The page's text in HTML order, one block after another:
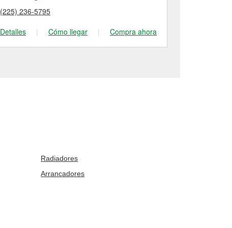
(225) 236-5795
Detalles
| Cómo llegar | Compra ahora
Radiadores
Arrancadores